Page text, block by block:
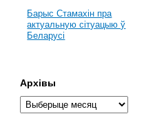
Барыс Стамахін пра
актуальную сітуацыю ў
Беларусі
Архівы